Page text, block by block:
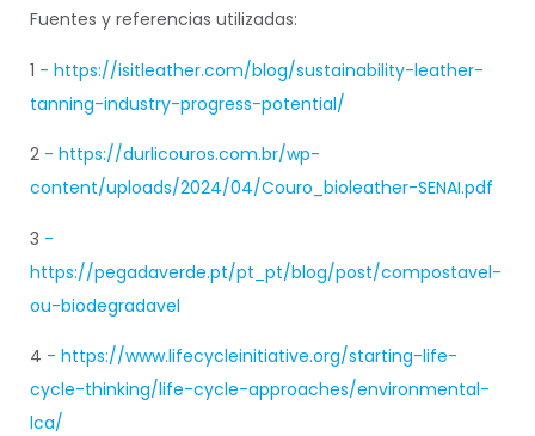
Fuentes y referencias utilizadas:
1 - https://isitleather.com/blog/sustainability-leather-
tanning-industry-progress-potential/
2 - https://durlicouros.com.br/wp-
content/uploads/2024/04/Couro_bioleather-SENAI.pdf
3 -
https://pegadaverde.pt/pt_pt/blog/post/compostavel-
ou-biodegradavel
4 - https://www.lifecycleinitiative.org/starting-life-
cycle-thinking/life-cycle-approaches/environmental-
lca/